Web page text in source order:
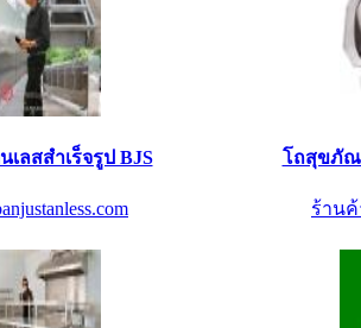
ลสสำเร็จรูป BJS โถสุขภัณ
ร้านค้